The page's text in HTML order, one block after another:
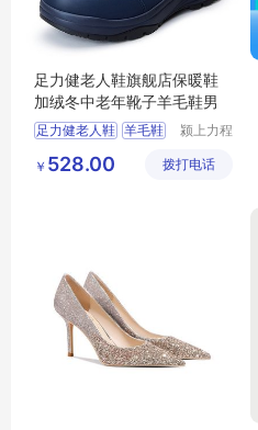
足力健老人鞋旗舰店保暖鞋
加绒冬中老年靴子羊毛鞋男
足力健老人鞋 羊毛鞋
羊毛鞋男
颍上力程
有限公司
￥ 528.00 拨打电话